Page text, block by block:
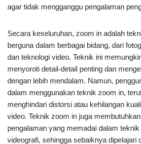
agar tidak mengganggu pengalaman
Secara keseluruhan, zoom in adalah
berguna dalam berbagai bidang, dari
dan teknologi video. Teknik ini
menyoroti detail-detail penting dan
dengan lebih mendalam. Namun,
dalam menggunakan teknik zoom in,
menghindari distorsi atau kehilangan
video. Teknik zoom in juga
pengalaman yang memadai dalam
videografi, sehingga sebaiknya dipelajari